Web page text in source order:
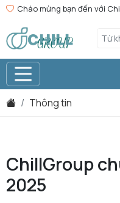
Chào mừng bạn đến với
Thông tin
ChillGroup
2025